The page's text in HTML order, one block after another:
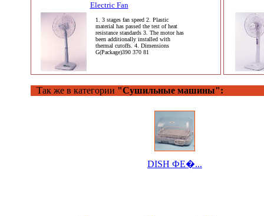
Electric Fan
1. 3 stages fan speed 2. Plastic
material has passed the test of heat
resistance standards 3. The motor has
been additionally installed with
thermal cutoffs. 4. Dimensions
G(Package)390 370 81
Так же в категории "Сушильные машины":
DISH ФЕ�...